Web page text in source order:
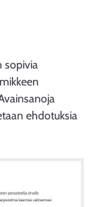
sopivia
ehdotuksia